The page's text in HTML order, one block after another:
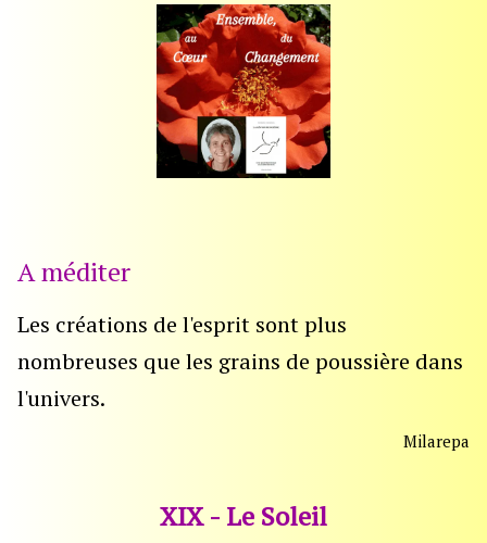
A méditer
Les créations de l'esprit sont plus
nombreuses que les grains de poussière dans
l'univers.
Milarepa
XIX - Le Soleil